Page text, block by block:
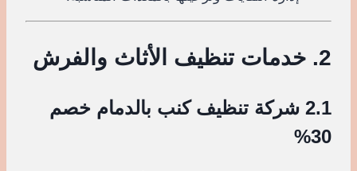
2. خدمات تنظيف الأثاث والفرش
2.1 شركة تنظيف كنب بالدمام خصم
30%